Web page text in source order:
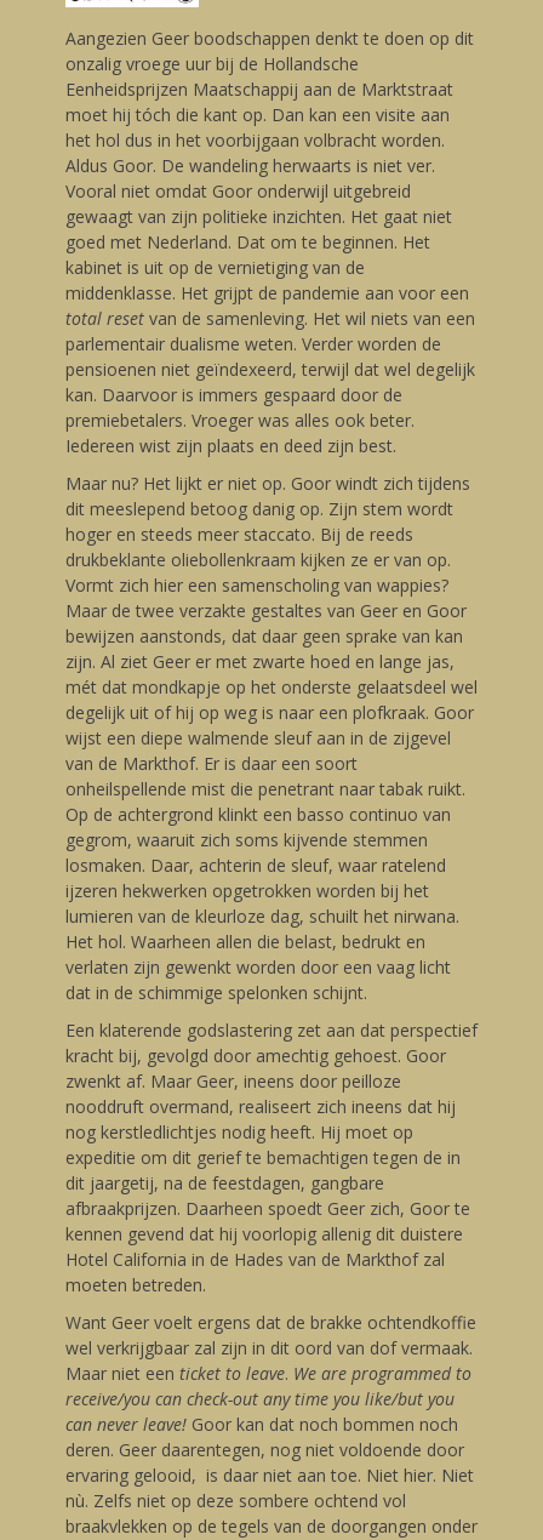
Aangezien Geer boodschappen denkt te doen op dit
onzalig vroege uur bij de Hollandsche
Eenheidsprijzen Maatschappij aan de Marktstraat
moet hij tóch die kant op. Dan kan een visite aan
het hol dus in het voorbijgaan volbracht worden.
Aldus Goor. De wandeling herwaarts is niet ver.
Vooral niet omdat Goor onderwijl uitgebreid
gewaagt van zijn politieke inzichten. Het gaat niet
goed met Nederland. Dat om te beginnen. Het
kabinet is uit op de vernietiging van de
middenklasse. Het grijpt de pandemie aan voor een
total reset van de samenleving. Het wil niets van een
parlementair dualisme weten. Verder worden de
pensioenen niet geïndexeerd, terwijl dat wel degelijk
kan. Daarvoor is immers gespaard door de
premiebetalers. Vroeger was alles ook beter.
Iedereen wist zijn plaats en deed zijn best.
Maar nu? Het lijkt er niet op. Goor windt zich tijdens
dit meeslepend betoog danig op. Zijn stem wordt
hoger en steeds meer staccato. Bij de reeds
drukbeklante oliebollenkraam kijken ze er van op.
Vormt zich hier een samenscholing van wappies?
Maar de twee verzakte gestaltes van Geer en Goor
bewijzen aanstonds, dat daar geen sprake van kan
zijn. Al ziet Geer er met zwarte hoed en lange jas,
mét dat mondkapje op het onderste gelaatsdeel wel
degelijk uit of hij op weg is naar een plofkraak. Goor
wijst een diepe walmende sleuf aan in de zijgevel
van de Markthof. Er is daar een soort
onheilspellende mist die penetrant naar tabak ruikt.
Op de achtergrond klinkt een basso continuo van
gegrom, waaruit zich soms kijvende stemmen
losmaken. Daar, achterin de sleuf, waar ratelend
ijzeren hekwerken opgetrokken worden bij het
lumieren van de kleurloze dag, schuilt het nirwana.
Het hol. Waarheen allen die belast, bedrukt en
verlaten zijn gewenkt worden door een vaag licht
dat in de schimmige spelonken schijnt.
Een klaterende godslastering zet aan dat perspectief
kracht bij, gevolgd door amechtig gehoest. Goor
zwenkt af. Maar Geer, ineens door peilloze
nooddruft overmand, realiseert zich ineens dat hij
nog kerstledlichtjes nodig heeft. Hij moet op
expeditie om dit gerief te bemachtigen tegen de in
dit jaargetij, na de feestdagen, gangbare
afbraakprijzen. Daarheen spoedt Geer zich, Goor te
kennen gevend dat hij voorlopig allenig dit duistere
Hotel California in de Hades van de Markthof zal
moeten betreden.
Want Geer voelt ergens dat de brakke ochtendkoffie
wel verkrijgbaar zal zijn in dit oord van dof vermaak.
Maar niet een ticket to leave. We are programmed to
receive/you can check-out any time you like/but you
can never leave! Goor kan dat noch bommen noch
deren. Geer daarentegen, nog niet voldoende door
ervaring gelooid, is daar niet aan toe. Niet hier. Niet
nù. Zelfs niet op deze sombere ochtend vol
braakvlekken op de tegels van de doorgangen onder